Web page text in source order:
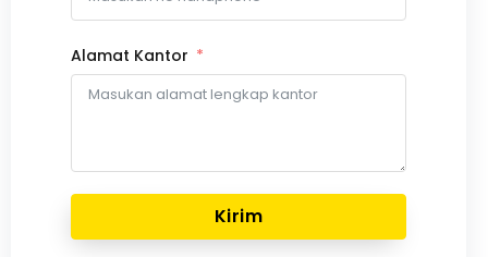
Alamat Kantor
Kirim